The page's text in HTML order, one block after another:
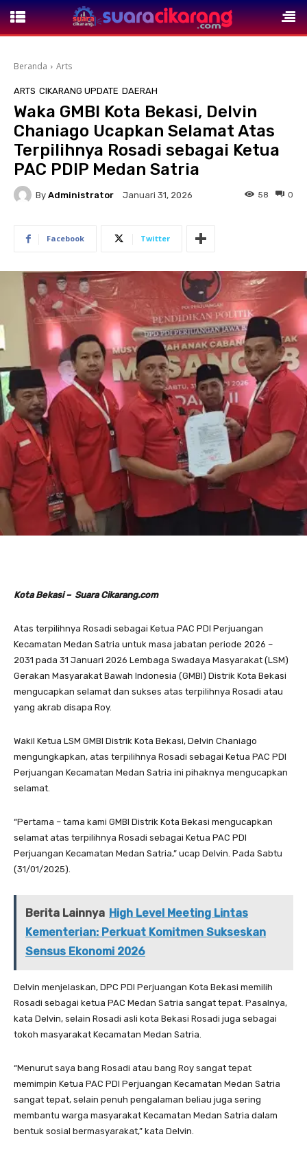
Beranda Arts
ARTS CIKARANG UPDATE DAERAH
Waka GMBI Kota Bekasi, Delvin
Chaniago Ucapkan Selamat Atas
Terpilihnya Rosadi sebagai Ketua
PAC PDIP Medan Satria
By Administrator Januari 31, 2026 0
58
Facebook Twitter
Kota Bekasi – Suara Cikarang.com
Atas terpilihnya Rosadi sebagai Ketua PAC PDI Perjuangan
Kecamatan Medan Satria untuk masa jabatan periode 2026 –
2031 pada 31 Januari 2026 Lembaga Swadaya Masyarakat (LSM)
Gerakan Masyarakat Bawah Indonesia (GMBI) Distrik Kota Bekasi
mengucapkan selamat dan sukses atas terpilihnya Rosadi atau
yang akrab disapa Roy.
Wakil Ketua LSM GMBI Distrik Kota Bekasi, Delvin Chaniago
mengungkapkan, atas terpilihnya Rosadi sebagai Ketua PAC PDI
Perjuangan Kecamatan Medan Satria ini pihaknya mengucapkan
selamat.
“Pertama – tama kami GMBI Distrik Kota Bekasi mengucapkan
selamat atas terpilihnya Rosadi sebagai Ketua PAC PDI
Perjuangan Kecamatan Medan Satria,” ucap Delvin. Pada Sabtu
(31/01/2025).
Berita Lainnya High Level Meeting Lintas
Kementerian: Perkuat Komitmen Sukseskan
Sensus Ekonomi 2026
Delvin menjelaskan, DPC PDI Perjuangan Kota Bekasi memilih
Rosadi sebagai ketua PAC Medan Satria sangat tepat. Pasalnya,
kata Delvin, selain Rosadi asli kota Bekasi Rosadi juga sebagai
tokoh masyarakat Kecamatan Medan Satria.
“Menurut saya bang Rosadi atau bang Roy sangat tepat
memimpin Ketua PAC PDI Perjuangan Kecamatan Medan Satria
sangat tepat, selain penuh pengalaman beliau juga sering
membantu warga masyarakat Kecamatan Medan Satria dalam
bentuk sosial bermasyarakat,” kata Delvin.